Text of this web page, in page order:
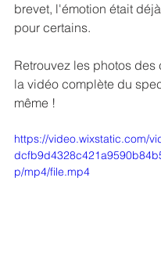
brevet, l'émotion était
pour certains.
Retrouvez les photos des
la vidéo complète du
même !
https://video.wixstatic.com/
p/mp4/file.mp4